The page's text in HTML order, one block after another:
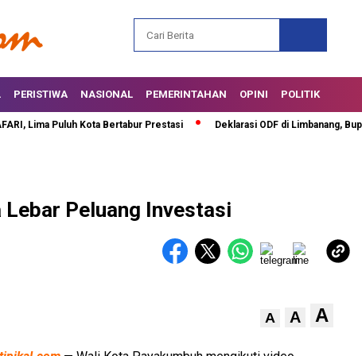
PERISTIWA NASIONAL PEMERINTAHAN OPINI POLITIK
Lima Puluh Kota Bertabur Prestasi Deklarasi ODF di Limbanang, Bupati
Lebar Peluang Investasi
A A A